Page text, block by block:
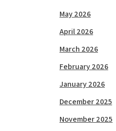
May 2026
April 2026
March 2026
February 2026
January 2026
December 2025
November 2025